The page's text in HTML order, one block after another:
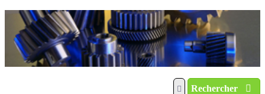
Rechercher